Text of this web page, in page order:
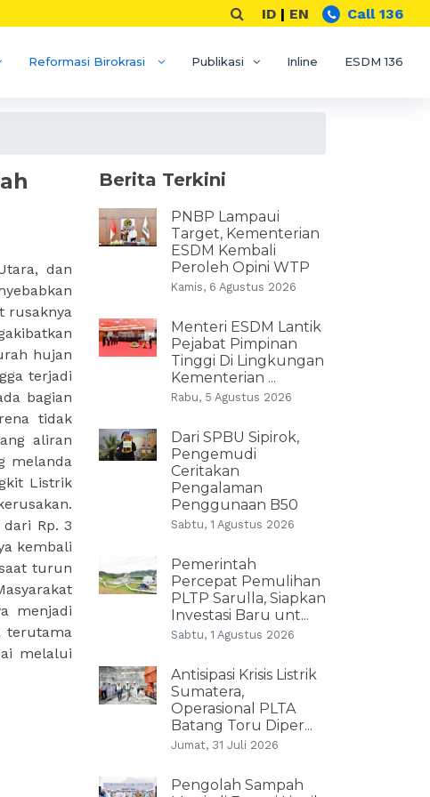
ID | EN Call 136
Reformasi Birokrasi Publikasi Inline ESDM 136
dan
rusaknya
hujan
terjadi
bagian
tidak
aliran
melanda
Listrik
Rp. 3
kembali
turun
menjadi
terutama
melalui
Berita Terkini
PNBP Lampaui
Target, Kementerian
ESDM Kembali
Peroleh Opini WTP
Kamis, 6 Agustus 2026
Menteri ESDM Lantik
Pejabat Pimpinan
Tinggi Di Lingkungan
Kementerian ...
Rabu, 5 Agustus 2026
Dari SPBU Sipirok,
Pengemudi
Ceritakan
Pengalaman
Penggunaan B50
Sabtu, 1 Agustus 2026
Pemerintah
Percepat Pemulihan
PLTP Sarulla, Siapkan
Investasi Baru unt...
Sabtu, 1 Agustus 2026
Antisipasi Krisis Listrik
Sumatera,
Operasional PLTA
Batang Toru Diper...
Jumat, 31 Juli 2026
Pengolah Sampah